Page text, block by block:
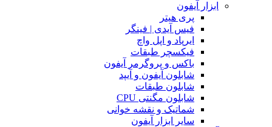
ابزار آیفون
پری هیتر
فیس آیدی | فینگر
ایرپاد و اپل واچ
فیکسچر طبقات
باکس و پروگرمر آیفون
شابلون آیفون و آیپد
شابلون طبقات
شابلون مگنتی CPU
شماتیک و نقشه خوانی
سایر ابزار آیفون